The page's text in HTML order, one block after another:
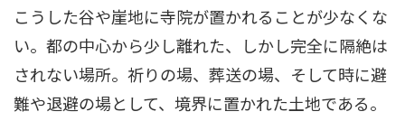
こうした谷や崖地に寺院が置かれることが少なくな
い。都の中心から少し離れた、しかし完全に隔絶は
されない場所。祈りの場、葬送の場、そして時に避
難や退避の場として、境界に置かれた土地である。